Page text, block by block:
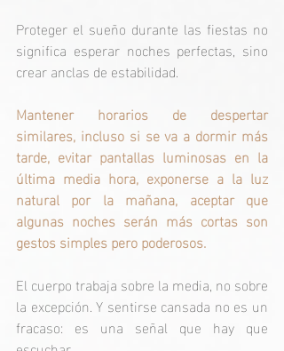
Proteger el sueño durante las fiestas no
significa esperar noches perfectas, sino
crear anclas de estabilidad.
Mantener horarios de despertar
similares, incluso si se va a dormir más
tarde, evitar pantallas luminosas en la
última media hora, exponerse a la luz
natural por la mañana, aceptar que
algunas noches serán más cortas son
gestos simples pero poderosos.
El cuerpo trabaja sobre la media, no sobre
la excepción. Y sentirse cansada no es un
fracaso: es una señal que hay que